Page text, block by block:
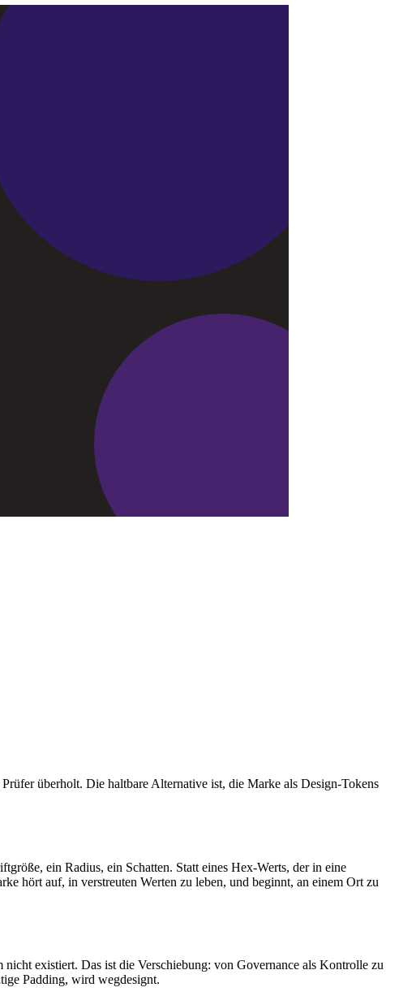
überholt. Die haltbare Alternative ist, die Marke als Design-Tokens
ein Radius, ein Schatten. Statt eines Hex-Werts, der in eine
hört auf, in verstreuten Werten zu leben, und beginnt, an einem Ort zu
existiert. Das ist die Verschiebung: von Governance als Kontrolle zu
Padding, wird wegdesignt.